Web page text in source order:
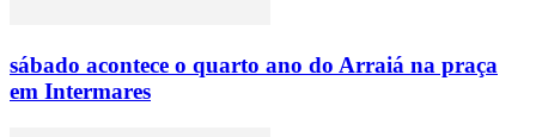
sábado acontece o quarto ano do Arraiá na praça
em Intermares